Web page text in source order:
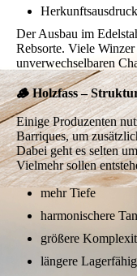
Herkunftsausdruck
Der Ausbau im
Rebsorte. Viele
unverwechselbaren
🪵 Holzfass –
Einige Produzenten
Barriques, um
Dabei geht es selten
Vielmehr sollen
mehr Tiefe
harmonischere
größere
längere